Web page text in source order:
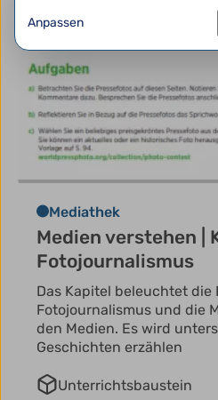
Mediathek
Medien verstehen |
Fotojournalismus
Das Kapitel beleuchtet die
Fotojournalismus und die
den Medien. Es wird
Geschichten erzählen
Unterrichtsbaustein
Anpassen